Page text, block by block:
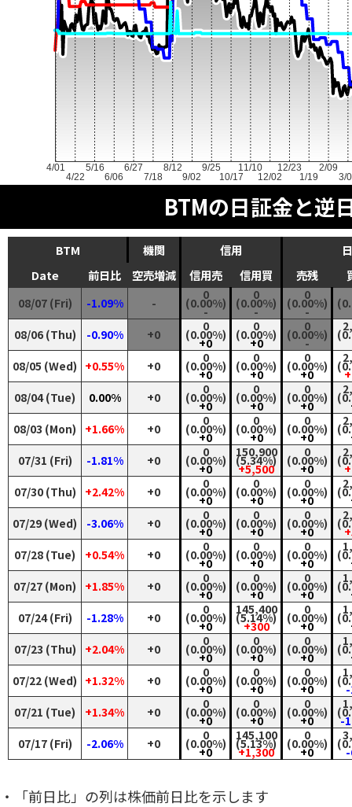
4/01
4/22
5/16
6/06
6/27
7/18
8/12
9/02
9/25
10/17
11/10
12/02
12/23
1/19
2/09
3/
BTMの日証金と逆
BTM 機関 信用
Date
前日比 空売増減 信用売 信用買 売残
08/07 (Fri) -1.09% -
0
(0.00%)
-
0
(0.00%)
-
0
(0.00%)
-
08/06 (Thu)
-0.90% +0
0
(0.00%)
+0
0
(0.00%)
+0
0
(0.00%)
-
08/05 (Wed) +0.55% +0
0
(0.00%)
+0
0
(0.00%)
+0
0
(0.00%)
+0
08/04 (Tue)
0.00% +0
0
(0.00%)
+0
0
(0.00%)
+0
0
(0.00%)
+0
08/03 (Mon)
+1.66% +0
0
(0.00%)
+0
0
(0.00%)
+0
0
(0.00%)
+0
07/31 (Fri)
-1.81% +0
0
(0.00%)
+0
150,900
(5.34%)
+5,500
0
(0.00%)
+0
07/30 (Thu)
+2.42% +0
0
(0.00%)
+0
0
(0.00%)
+0
0
(0.00%)
+0
07/29 (Wed)
-3.06% +0
0
(0.00%)
+0
0
(0.00%)
+0
0
(0.00%)
+0
07/28 (Tue)
+0.54% +0
0
(0.00%)
+0
0
(0.00%)
+0
0
(0.00%)
+0
07/27 (Mon)
+1.85% +0
0
(0.00%)
+0
0
(0.00%)
+0
0
(0.00%)
+0
07/24 (Fri)
-1.28% +0
0
(0.00%)
+0
145,400
(5.14%)
+300
0
(0.00%)
+0
07/23 (Thu)
+2.04% +0
0
(0.00%)
+0
0
(0.00%)
+0
0
(0.00%)
+0
07/22 (Wed) +1.32% +0
0
(0.00%)
+0
0
(0.00%)
+0
0
(0.00%)
+0
-
07/21 (Tue)
+1.34% +0
0
(0.00%)
+0
0
(0.00%)
+0
0
(0.00%)
+0
-
07/17 (Fri)
-2.06% +0
0
(0.00%)
+0
145,100
(5.13%)
+1,300
0
(0.00%)
+0 -
・「前日比」の列は株価前日比を示します